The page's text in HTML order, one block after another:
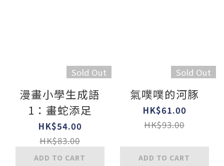
Sold Out
漫畫小學生成語
1：畫蛇添足
HK$54.00
HK$83.00
ADD TO CART
Sold Out
氣噗噗的河豚
HK$61.00
HK$93.00
ADD TO CART